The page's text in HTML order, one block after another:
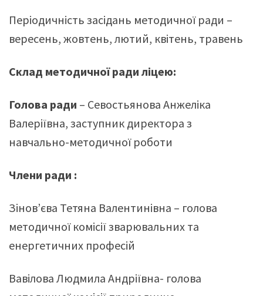
Періодичність засідань методичної ради –
вересень, жовтень, лютий, квітень, травень
Склад методичної ради ліцею:
Голова ради – Севостьянова Анжеліка
Валеріївна, заступник директора з
навчально-методичної роботи
Члени ради :
Зінов’єва Тетяна Валентинівна – голова
методичної комісії зварювальних та
енергетичних професій
Вавілова Людмила Андріївна- голова